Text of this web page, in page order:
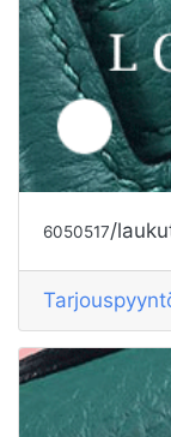
6050518/